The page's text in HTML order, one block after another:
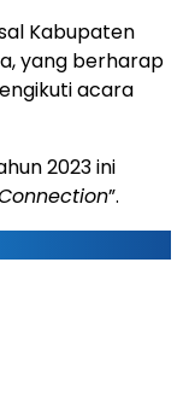
Kabupaten
yang berharap
acara
2023 ini
”.